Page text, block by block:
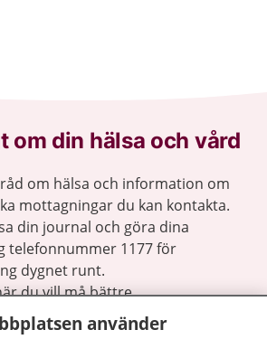
om din hälsa och vård
om hälsa och information om
mottagningar du kan kontakta.
din journal och göra dina
telefonnummer 1177 för
dygnet runt.
du vill må bättre.
använder